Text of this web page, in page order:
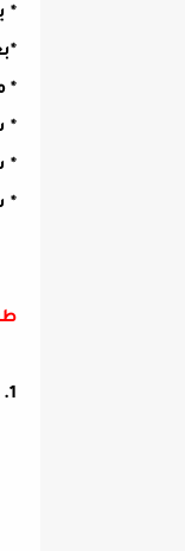
*
*
*
*
*
1. اضغط على إذهب الى الفيسبوك